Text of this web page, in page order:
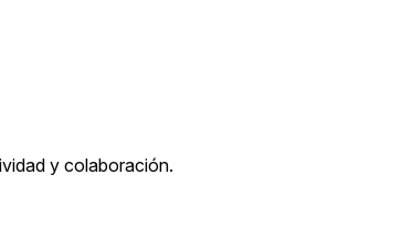
y colaboración.